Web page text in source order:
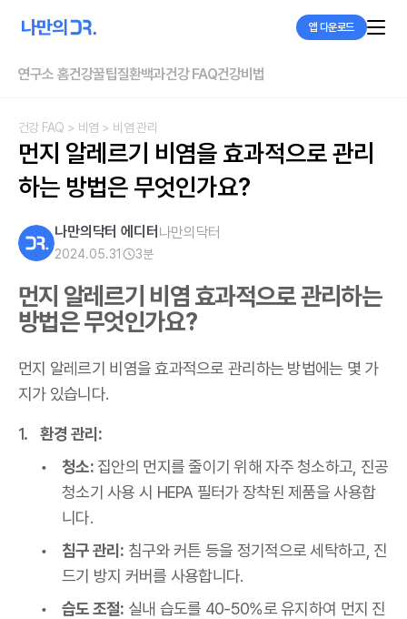
앱 다운로드
연구소 홈건강꿀팁질환백과건강 FAQ건강비법
건강 FAQ > 비염 > 비염 관리
먼지 알레르기 비염을 효과적으로 관리
하는 방법은 무엇인가요?
나만의닥터 에디터 나만의닥터
2024.05.31 3분
먼지 알레르기 비염 효과적으로 관리하는
방법은 무엇인가요?
먼지 알레르기 비염을 효과적으로 관리하는 방법에는 몇 가
지가 있습니다.
환경 관리:
청소:집안의 먼지를 줄이기 위해 자주 청소하고, 진공
청소기 사용 시 HEPA 필터가 장착된 제품을 사용합
니다.
침구 관리: 침구와 커튼 등을 정기적으로 세탁하고, 진
드기 방지 커버를 사용합니다.
습도 조절: 실내 습도를 40-50%로 유지하여 먼지 진